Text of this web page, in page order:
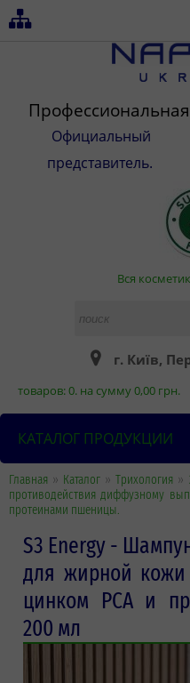
Официальный
представитель.
Вся
г. Київ,
товаров:0. на сумму0,00 грн.
КАТАЛОГ ПРОДУКЦИИ
Главная » Каталог »Трихология »
противодействия диффузному
протеинами пшеницы.
S3 Energy -
для жирной
цинком PCA и
200 мл